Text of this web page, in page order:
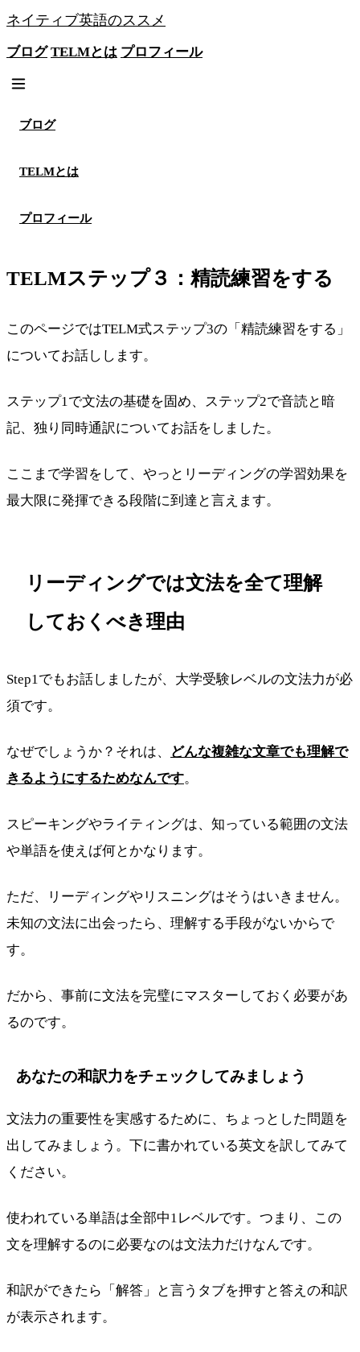
ネイティブ英語のススメ
ブログ TELMとは プロフィール
ブログ
TELMとは
プロフィール
TELMステップ３：精読練習をする
このページではTELM式ステップ3の「精読練習をする」
についてお話しします。
ステップ1で文法の基礎を固め、ステップ2で音読と暗
記、独り同時通訳についてお話をしました。
ここまで学習をして、やっとリーディングの学習効果を
最大限に発揮できる段階に到達と言えます。
リーディングでは文法を全て理解
しておくべき理由
Step1でもお話しましたが、大学受験レベルの文法力が必
須です。
なぜでしょうか？それは、
どんな複雑な文章でも理解で
きるようにするためなんです。
スピーキングやライティングは、知っている範囲の文法
や単語を使えば何とかなります。
ただ、リーディングやリスニングはそうはいきません。
未知の文法に出会ったら、理解する手段がないからで
す。
だから、事前に文法を完璧にマスターしておく必要があ
るのです。
あなたの和訳力をチェックしてみましょう
文法力の重要性を実感するために、ちょっとした問題を
出してみましょう。下に書かれている英文を訳してみて
ください。
使われている単語は全部中1レベルです。つまり、この
文を理解するのに必要なのは文法力だけなんです。
和訳ができたら「解答」と言うタブを押すと答えの和訳
が表示されます。